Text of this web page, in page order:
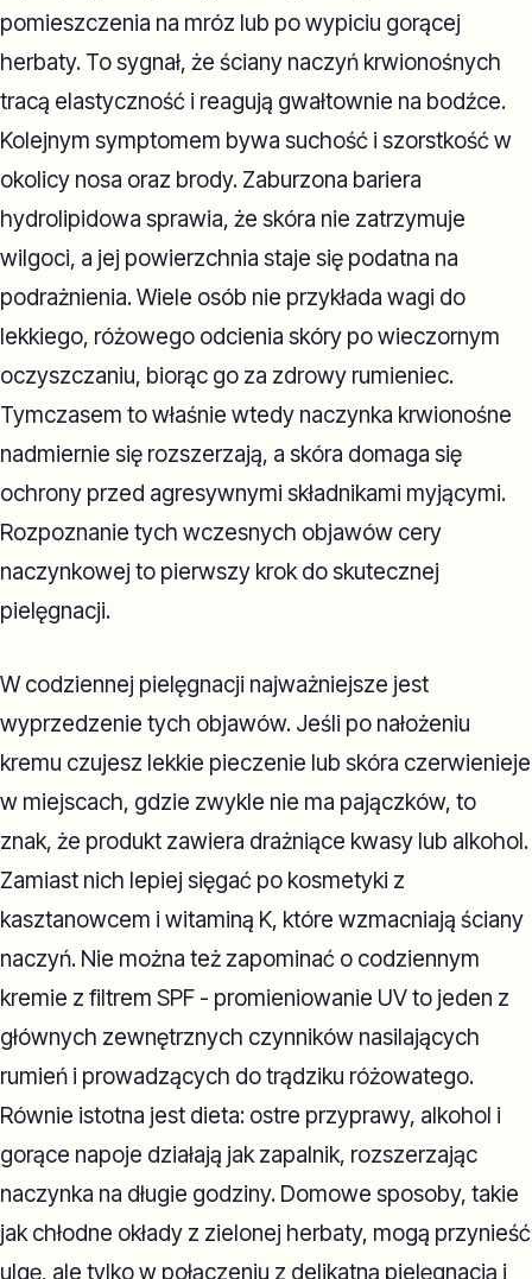
pomieszczenia na mróz lub po wypiciu gorącej
herbaty. To sygnał, że ściany naczyń krwionośnych
tracą elastyczność i reagują gwałtownie na bodźce.
Kolejnym symptomem bywa suchość i szorstkość w
okolicy nosa oraz brody. Zaburzona bariera
hydrolipidowa sprawia, że skóra nie zatrzymuje
wilgoci, a jej powierzchnia staje się podatna na
podrażnienia. Wiele osób nie przykłada wagi do
lekkiego, różowego odcienia skóry po wieczornym
oczyszczaniu, biorąc go za zdrowy rumieniec.
Tymczasem to właśnie wtedy naczynka krwionośne
nadmiernie się rozszerzają, a skóra domaga się
ochrony przed agresywnymi składnikami myjącymi.
Rozpoznanie tych wczesnych objawów cery
naczynkowej to pierwszy krok do skutecznej
pielęgnacji.
W codziennej pielęgnacji najważniejsze jest
wyprzedzenie tych objawów. Jeśli po nałożeniu
kremu czujesz lekkie pieczenie lub skóra czerwienieje
w miejscach, gdzie zwykle nie ma pajączków, to
znak, że produkt zawiera drażniące kwasy lub alkohol.
Zamiast nich lepiej sięgać po kosmetyki z
kasztanowcem i witaminą K, które wzmacniają ściany
naczyń. Nie można też zapominać o codziennym
kremie z filtrem SPF - promieniowanie UV to jeden z
głównych zewnętrznych czynników nasilających
rumień i prowadzących do trądziku różowatego.
Równie istotna jest dieta: ostre przyprawy, alkohol i
gorące napoje działają jak zapalnik, rozszerzając
naczynka na długie godziny. Domowe sposoby, takie
jak chłodne okłady z zielonej herbaty, mogą przynieść
ulgę, ale tylko w połączeniu z delikatną pielęgnacją i